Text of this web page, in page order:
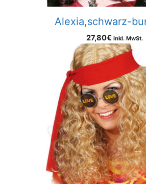
Alexia,schwarz-
27,80€ inkl. MwSt.